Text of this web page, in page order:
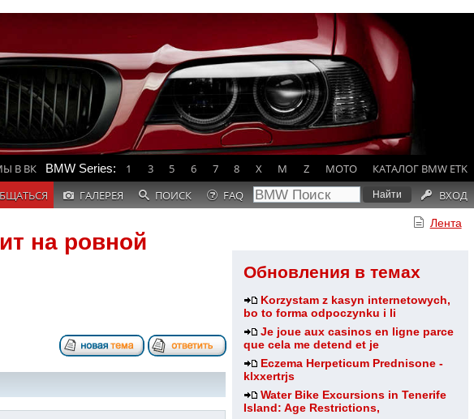
В ВК BMW Series: 1 3 5 6 7 8 X M Z MOTO
КАТАЛОГ BMW ETK
ГАЛЕРЕЯ ПОИСК FAQ ВХОД
Лента
Обновления в темах
Korzystam z kasyn internetowych,
bo to forma odpoczynku i li
Je joue aux casinos en ligne parce
que cela me detend et je
Eczema Herpeticum Prednisone -
klxxertrjs
Water Bike Excursions in Tenerife
Island: Age Restrictions,
на ровной